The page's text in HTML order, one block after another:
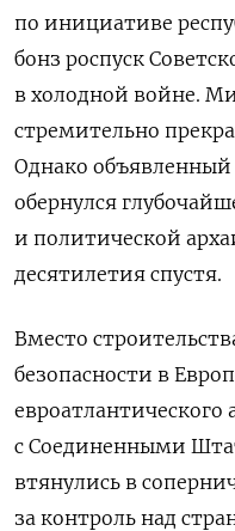
по инициативе
бонз роспуск
в холодной войне.
стремительно
Однако
обернулся
и политической
десятилетия спустя.
Вместо
безопасности в
евроатлантического
с Соединенными
втянулись в
за контроль над